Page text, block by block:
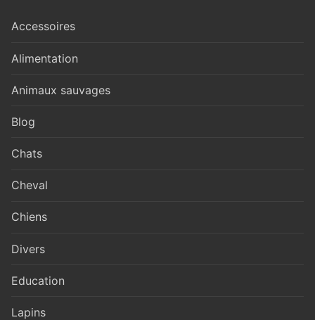
Accessoires
Alimentation
Animaux sauvages
Blog
Chats
Cheval
Chiens
Divers
Education
Lapins